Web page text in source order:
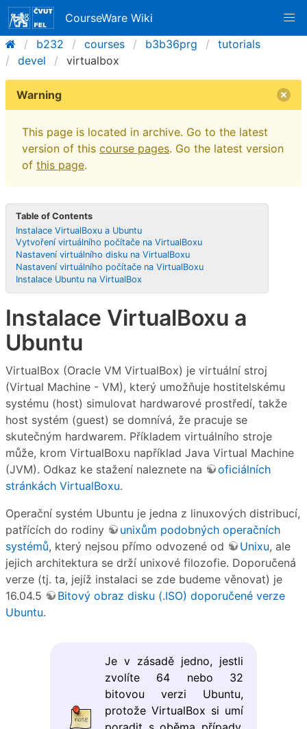
CourseWare Wiki
b232
courses b3b36prg
tutorials
devel
virtualbox
Warning
This page is located in archive. Go to the latest
version of this course pages. Go the latest version
of this page.
Table of Contents
Instalace VirtualBoxu a Ubuntu
Vytvoření virtuálního počítače na VirtualBoxu
Nastavení virtuálního disku na VirtualBoxu
Nastavení virtuálního počítače na VirtualBoxu
Instalace Ubuntu na VirtualBox
Instalace VirtualBoxu a
Ubuntu
VirtualBox (Oracle VM VirtualBox) je virtuální stroj
(Virtual Machine - VM), který umožňuje hostitelskému
systému (host) simulovat hardwarové prostředí, takže
host systém (guest) se domnívá, že pracuje se
skutečným hardwarem. Příkladem virtuálního stroje
může, krom VirtualBoxu například Java Virtual Machine
(JVM). Odkaz ke stažení naleznete na
oficiálních
stránkách VirtualBoxu.
Operační systém Ubuntu je jedna z linuxových distribucí,
patřících do rodiny
unixům podobných operačních
systémů, který nejsou přímo odvozené od Unixu, ale
jejich architektura se drží unixové filozofie. Doporučená
verze (tj. ta, jejíž instalaci se zde budeme věnovat) je
16.04.5
Bitový obraz disku (.ISO) doporučené verze
Ubuntu.
Je v zásadě jedno, jestli
zvolíte 64 nebo 32
bitovou verzi Ubuntu,
protože VirtualBox si umí